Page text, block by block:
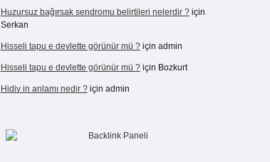
Huzursuz bağırsak sendromu belirtileri nelerdir ?için
Serkan
Hisseli tapu e devlette görünür mü ?için admin
Hisseli tapu e devlette görünür mü ?için Bozkurt
Hidiv in anlamı nedir ?için admin